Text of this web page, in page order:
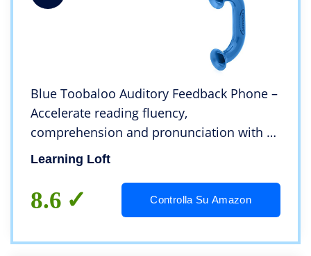
Blue Toobaloo Auditory Feedback Phone –
Accelerate reading fluency,
comprehension and pronunciation with a
reading phone. by Learning Loft
Learning Loft
8.6 Controlla Su Amazon